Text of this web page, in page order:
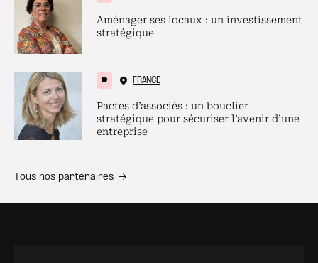
Aménager ses locaux : un investissement
stratégique
FRANCE
Pactes d’associés : un bouclier
stratégique pour sécuriser l’avenir d’une
entreprise
Tous nos partenaires